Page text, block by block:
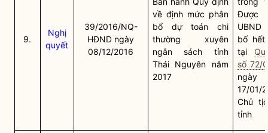
9.
Nghị
quyết
39/2016/NQ-
HĐND ngày
08/12/2016
về định mức phân
bổ dự toán chi
thường xuyên
ngân sách tỉnh
Thái Nguyên năm
2017
Được
UBND
bố hết
tại
số 72/
ngày
17/01/
Chủ
tỉnh